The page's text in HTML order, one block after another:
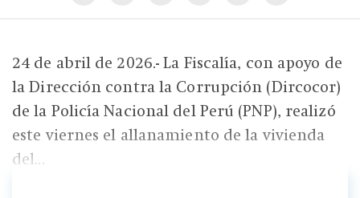
24 de abril de 2026.- La Fiscalía, con apoyo de
la Dirección contra la Corrupción (Dircocor)
de la Policía Nacional del Perú (PNP), realizó
este viernes el allanamiento de la vivienda
del...